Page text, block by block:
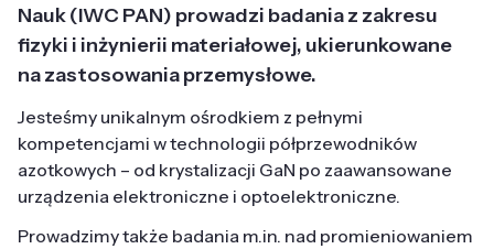
Nauk (IWC PAN) prowadzi badania z zakresu
fizyki i inżynierii materiałowej, ukierunkowane
na zastosowania przemysłowe.
Jesteśmy unikalnym ośrodkiem z pełnymi
kompetencjami w technologii półprzewodników
azotkowych – od krystalizacji GaN po zaawansowane
urządzenia elektroniczne i optoelektroniczne.
Prowadzimy także badania m.in. nad promieniowaniem